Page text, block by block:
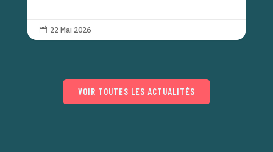
 22 Mai 2026
VOIR TOUTES LES ACTUALITÉS